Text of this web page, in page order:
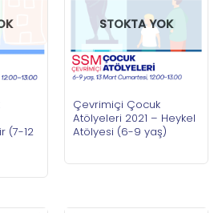
(7-12
STOKTA YOK
Çevrimiçi Çocuk
Atölyeleri 2021 – Heykel
Atölyesi (6-9 yaş)